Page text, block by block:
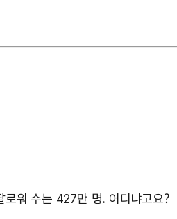
워 수는 427만 명. 어디냐고요?